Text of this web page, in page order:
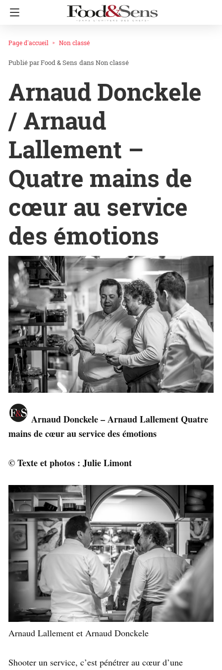
Page d'accueil Non classé
Food & Sens dans Non classé
Arnaud Donckele
/ Arnaud
Lallement –
Quatre mains de
cœur au service
des émotions
Arnaud Donckele – Arnaud Lallement Quatre
mains de cœur au service des émotions
© Texte et photos : Julie Limont
Arnaud Lallement et Arnaud Donckele
Shooter un service, c’est pénétrer au cœur d’une